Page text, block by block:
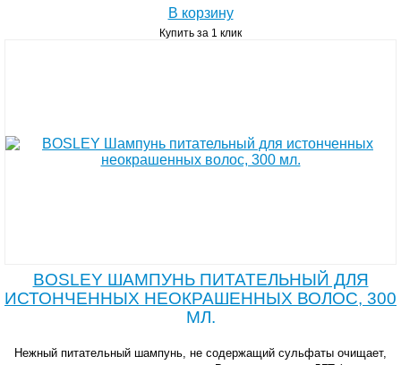
В корзину
Купить за 1 клик
BOSLEY ШАМПУНЬ ПИТАТЕЛЬНЫЙ ДЛЯ
ИСТОНЧЕННЫХ НЕОКРАШЕННЫХ ВОЛОС, 300
МЛ.
Нежный питательный шампунь, не содержащий сульфаты очищает,